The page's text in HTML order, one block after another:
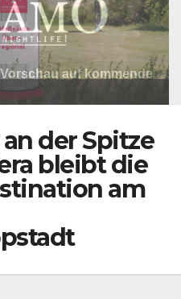
Klosterplatz.
auf kommende
der Spitze
bleibt die
am